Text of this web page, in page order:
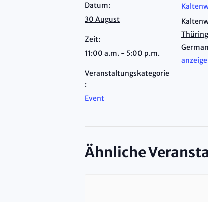
Datum:
30 August
Zeit:
11:00 a.m. - 5:00 p.m.
Veranstaltungskategorie
:
Event
Ähnliche